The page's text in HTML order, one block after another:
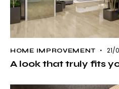
HOME IMPROVEMENT 21/
A look that truly fits